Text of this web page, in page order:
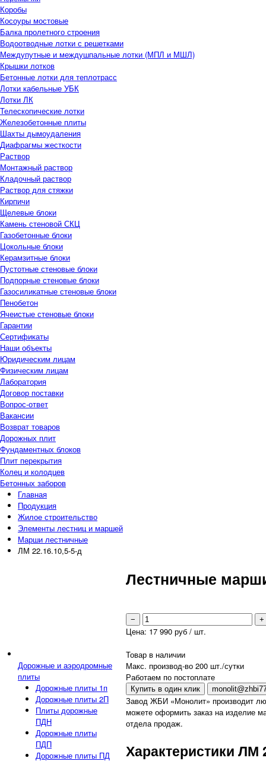
Коробы
Косоуры мостовые
Балка пролетного строения
Водоотводные лотки с решетками
Междупутные и междушпальные лотки (МПЛ и МШЛ)
Крышки лотков
Бетонные лотки для теплотрасс
Лотки кабельные УБК
Лотки ЛК
Телескопические лотки
Железобетонные плиты
Шахты дымоудаления
Диафрагмы жесткости
Раствор
Монтажный раствор
Кладочный раствор
Раствор для стяжки
Кирпичи
Щелевые блоки
Камень стеновой СКЦ
Газобетонные блоки
Цокольные блоки
Керамзитные блоки
Пустотные стеновые блоки
Подпорные стеновые блоки
Газосиликатные стеновые блоки
Пенобетон
Ячеистые стеновые блоки
Гарантии
Сертификаты
Наши объекты
Юридическим лицам
Физическим лицам
Лаборатория
Договор поставки
Вопрос-ответ
Вакансии
Возврат товаров
Дорожных плит
Фундаментных блоков
Плит перекрытия
Колец и колодцев
Бетонных заборов
Главная
Продукция
Жилое строительство
Элементы лестниц и маршей
Марши лестничные
ЛМ 22.16.10,5-5-д
Дорожные и аэродромные
плиты
Дорожные плиты 1п
Дорожные плиты 2П
Плиты дорожные
ПДН
Дорожные плиты
ПДП
Дорожные плиты ПД
Лестничные
− +
Цена: 17 990 руб / шт.
Товар в наличии
Макс. производ-во 200 шт./сутки
Работаем по постоплате
Купить в один клик
Завод ЖБИ «Монолит» производит
можете оформить заказ на изделие
отдела продаж.
Характеристики ЛМ